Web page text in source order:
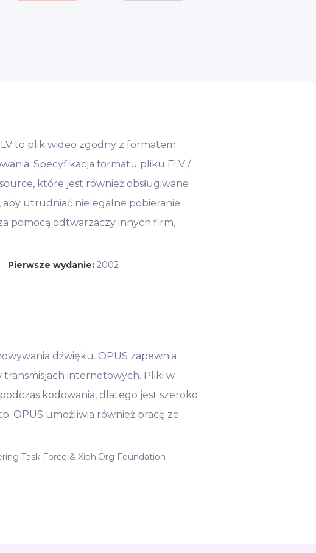
to plik wideo zgodny z formatem
Specyfikacja formatu pliku FLV /
które jest również obsługiwane
utrudniać nielegalne pobieranie
pomocą odtwarzaczy innych firm,
Pierwsze wydanie: 2002
dźwięku. OPUS zapewnia
transmisjach internetowych. Pliki w
kodowania, dlatego jest szeroko
OPUS umożliwia również pracę ze
Task Force & Xiph.Org Foundation